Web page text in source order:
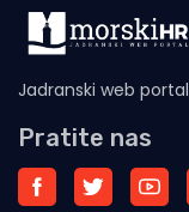
Jadranski web portal
Pratite nas